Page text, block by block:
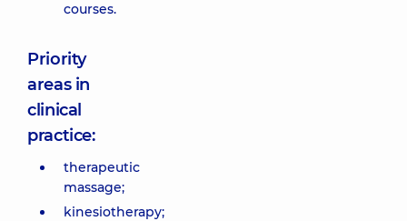
courses.
Priority
areas in
clinical
practice:
therapeutic
massage;
kinesiotherapy;